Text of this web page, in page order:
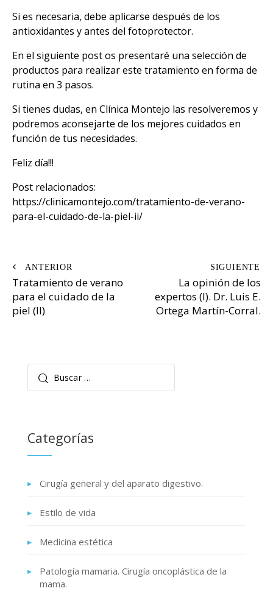
Si es necesaria, debe aplicarse después de los
antioxidantes y antes del fotoprotector.
En el siguiente post os presentaré una selección de
productos para realizar este tratamiento en forma de
rutina en 3 pasos.
Si tienes dudas, en Clínica Montejo las resolveremos y
podremos aconsejarte de los mejores cuidados en
función de tus necesidades.
Feliz día!!!
Post relacionados:
https://clinicamontejo.com/tratamiento-de-verano-
para-el-cuidado-de-la-piel-ii/
Navegación
de
entradas
Tratamiento de verano
para el cuidado de la
piel (II)
La opinión de los
expertos (I). Dr. Luis E.
Ortega Martín-Corral.
Buscar:
Categorías
Cirugía general y del aparato digestivo.
Estilo de vida
Medicina estética
Patología mamaria. Cirugía oncoplástica de la
mama.